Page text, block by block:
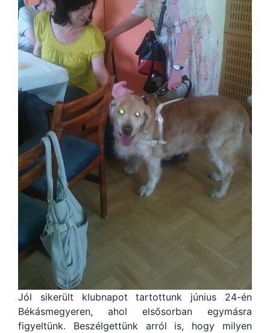
Jól sikerült klubnapot tartottunk június 24-én
Békásmegyeren, ahol elsősorban egymásra
figyeltünk. Beszélgettünk arról is, hogy milyen